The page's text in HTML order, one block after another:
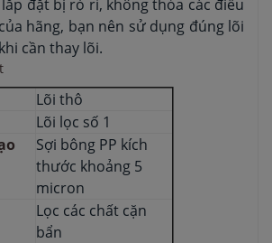
đặt bị rò rỉ, không thỏa các điều
hãng, bạn nên sử dụng đúng lõi
cần thay lõi.
Lõi thô
Lõi lọc số 1
Sợi bông PP kích
thước khoảng 5
micron
Lọc các chất cặn
bẩn